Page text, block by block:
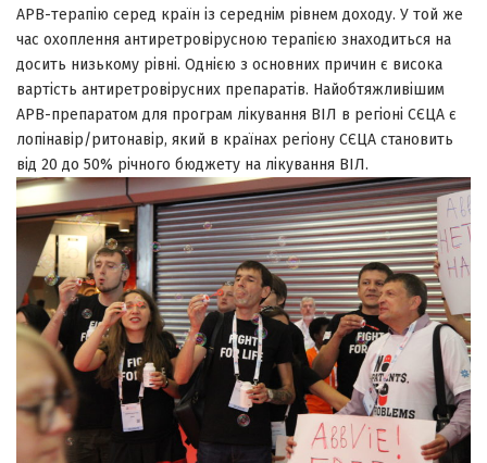
АРВ-терапію серед країн із середнім рівнем доходу. У той же
час охоплення антиретровірусною терапією знаходиться на
досить низькому рівні. Однією з основних причин є висока
вартість антиретровірусних препаратів. Найобтяжливішим
АРВ-препаратом для програм лікування ВІЛ в регіоні СЄЦА є
лопінавір/ритонавір, який в країнах регіону СЄЦА становить
від 20 до 50% річного бюджету на лікування ВІЛ.